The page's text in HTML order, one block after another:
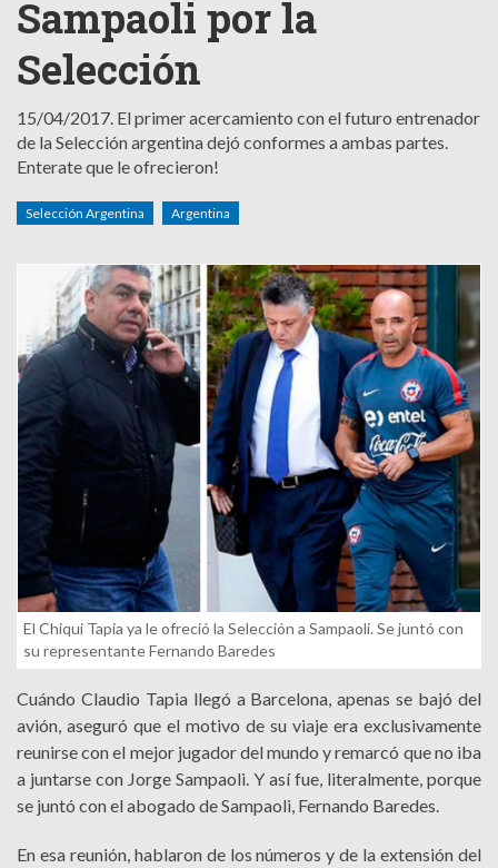
Sampaoli por la
Selección
15/04/2017. El primer acercamiento con el futuro entrenador
de la Selección argentina dejó conformes a ambas partes.
Enterate que le ofrecieron!
Selección Argentina Argentina
El Chiqui Tapia ya le ofreció la Selección a Sampaoli. Se juntó con
su representante Fernando Baredes
Cuándo Claudio Tapia llegó a Barcelona, apenas se bajó del
avión, aseguró que el motivo de su viaje era exclusivamente
reunirse con el mejor jugador del mundo y remarcó que no iba
a juntarse con Jorge Sampaoli. Y así fue, literalmente, porque
se juntó con el abogado de Sampaoli, Fernando Baredes.
En esa reunión, hablaron de los números y de la extensión del